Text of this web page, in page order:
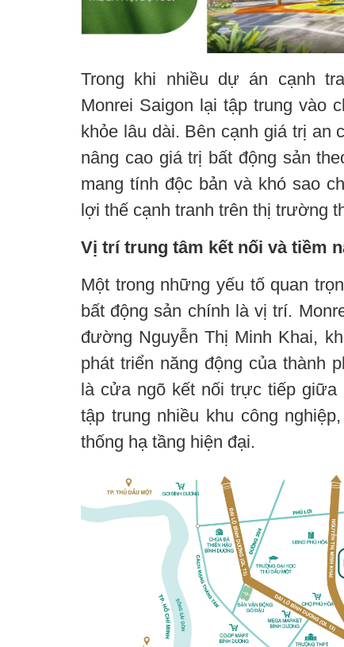
Trong khi nhiều dự án cạnh
Monrei Saigon lại tập trung vào
khỏe lâu dài. Bên cạnh giá trị an
nâng cao giá trị bất động sản
mang tính độc bản và khó sao
lợi thế cạnh tranh trên thị trường
Vị trí trung tâm kết nối và tiềm
Một trong những yếu tố quan
bất động sản chính là vị trí.
đường Nguyễn Thị Minh Khai,
phát triển năng động của thành
là cửa ngõ kết nối trực tiếp giữa
tập trung nhiều khu công
thống hạ tầng hiện đại.